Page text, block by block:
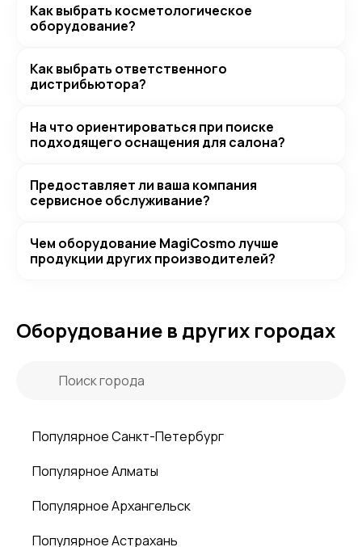
Как выбрать косметологическое
оборудование?
Как выбрать ответственного
дистрибьютора?
На что ориентироваться при поиске
подходящего оснащения для салона?
Предоставляет ли ваша компания
сервисное обслуживание?
Чем оборудование MagiCosmo лучше
продукции других производителей?
Оборудование в других городах
Популярное Санкт-Петербург
Популярное Алматы
Популярное Архангельск
Популярное Астрахань